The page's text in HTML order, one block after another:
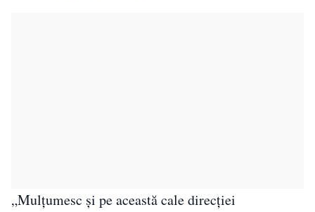
„Mulțumesc și pe această cale direcției